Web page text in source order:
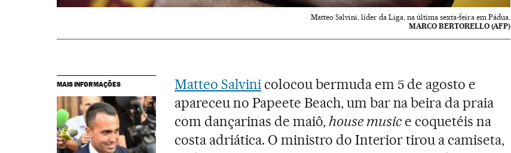
Matteo Salvini, líder da Liga, na última sexta-feira em Pádua.
MARCO BERTORELLO (AFP)
MAIS INFORMAÇÕES Matteo Salvinicolocou bermuda em 5 de agosto e
apareceu no Papeete Beach, um bar na beira da praia
com dançarinas de maiô,house music e coquetéis na
costa adriática. O ministro do Interior tirou a camiseta,